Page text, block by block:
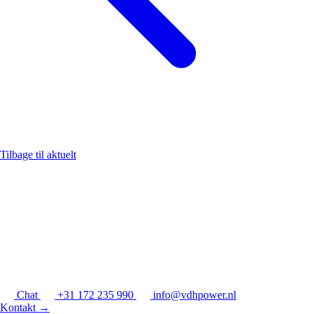
Tilbage til aktuelt
Chat +31 172 235 990
info@vdhpower.nl
Kontakt →